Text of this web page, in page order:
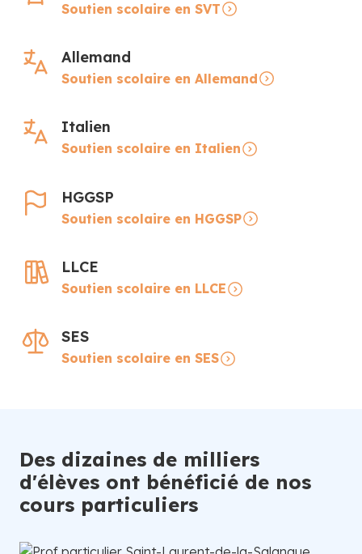
Soutien scolaire en SVT
Allemand
Soutien scolaire en Allemand
Italien
Soutien scolaire en Italien
HGGSP
Soutien scolaire en HGGSP
LLCE
Soutien scolaire en LLCE
SES
Soutien scolaire en SES
Des dizaines de milliers
d'élèves ont bénéficié de nos
cours particuliers